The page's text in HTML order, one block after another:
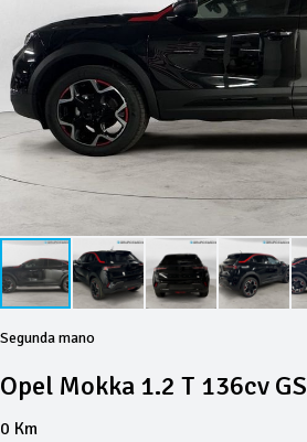
Segunda mano
Opel Mokka 1.2 T 136cv GS
0 Km